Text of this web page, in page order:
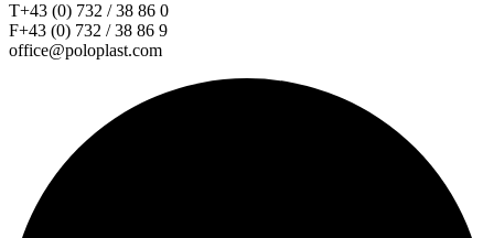
T+43 (0) 732 / 38 86 0
F+43 (0) 732 / 38 86 9
office@poloplast.com